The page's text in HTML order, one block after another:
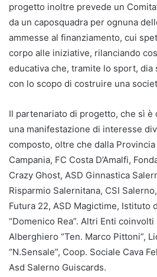
progetto inoltre prevede un
da un caposquadra per ognuna
ammesse al finanziamento, cui
corpo alle iniziative, rilanciando
educativa che, tramite lo sport, dia
con lo scopo di costruire una
Il partenariato di progetto, che sì è
una manifestazione di interesse
composto, oltre che dalla Provincia
Campania, FC Costa D’Amalfi,
Crazy Ghost, ASD Ginnastica
Risparmio Salernitana, CSI
Futura 22, ASD Magictime, Istituto
“Domenico Rea”. Altri Enti
Alberghiero “Ten. Marco Pittoni”,
“N.Sensale”, Coop. Sociale Cava
Asd Salerno Guiscards.